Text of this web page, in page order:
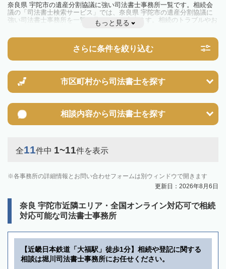
奈良県 宇陀市の遺産分割協議に強い司法書士事務所一覧です。相続会
議の「司法書士検索サービス」では、奈良県 宇陀市の遺産分割協議に
強い司法書士事務所を一覧で見ることが出来ます。相続のトラブルやお
悩みを抱えている方は一度近隣の司法書士に相談してみましょう。
もっと見る
さらに条件を絞り込む
市区町村から司法書士を探す
相談内容から司法書士を探す
全11件中 1~11件を表示
各事務所の詳細情報とお問い合わせフォームは別ウィンドウで開きます
更新日：2026年8月6日
奈良 宇陀市近隣エリア・全国オンライン対応可で相続
対応可能な司法書士事務所
【近畿日本鉄道「大福駅」徒歩1分】相続や登記に関する
相談は堀川司法書士事務所にお任せください。